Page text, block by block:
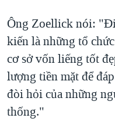
Ông Zoellick nói:
kiến là những tổ
cơ sở vốn liếng tốt
lượng tiền mặt để
đòi hỏi của những
thống."